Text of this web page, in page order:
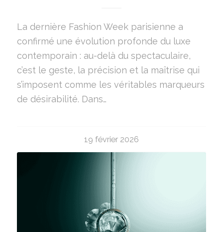
La dernière Fashion Week parisienne a
confirmé une évolution profonde du luxe
contemporain : au-delà du spectaculaire,
c’est le geste, la précision et la maîtrise qui
s’imposent comme les véritables marqueurs
de désirabilité. Dans…
19 février 2026